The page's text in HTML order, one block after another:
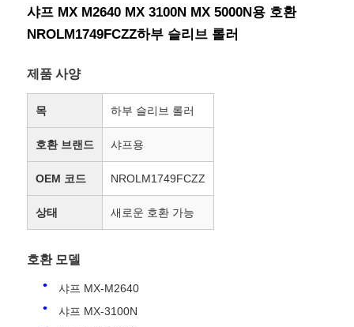
샤프 MX M2640 MX 3100N MX 5000N용 호환
NROLM1749FCZZ하부 슬리브 롤러
제품 사양
목 하부 슬리브 롤러
호환 브랜드 샤프용
OEM 코드 NROLM1749FCZZ
상태 새로운 호환 가능
호환 모델
샤프 MX-M2640
샤프 MX-3100N